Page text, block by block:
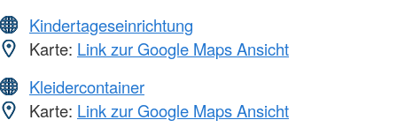
Kindertageseinrichtung
Karte: Link zur Google Maps Ansicht
Kleidercontainer
Karte: Link zur Google Maps Ansicht